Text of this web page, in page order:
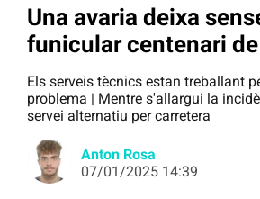
Una avaria deixa
funicular centenari
Els serveis tècnics estan treballant
problema | Mentre s'allargui la
servei alternatiu per carretera
Anton Rosa
07/01/2025 14:39